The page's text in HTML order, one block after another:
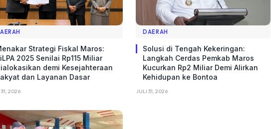
Strategi Fiskal Maros:
2025 Senilai Rp115 Miliar
demi Kesejahteraan
dan Layanan Dasar
2026
DAERAH
Solusi di Tengah Kekeringan:
Langkah Cerdas Pemkab Maros
Kucurkan Rp2 Miliar Demi Alirkan
Kehidupan ke Bontoa
JULI 31, 2026